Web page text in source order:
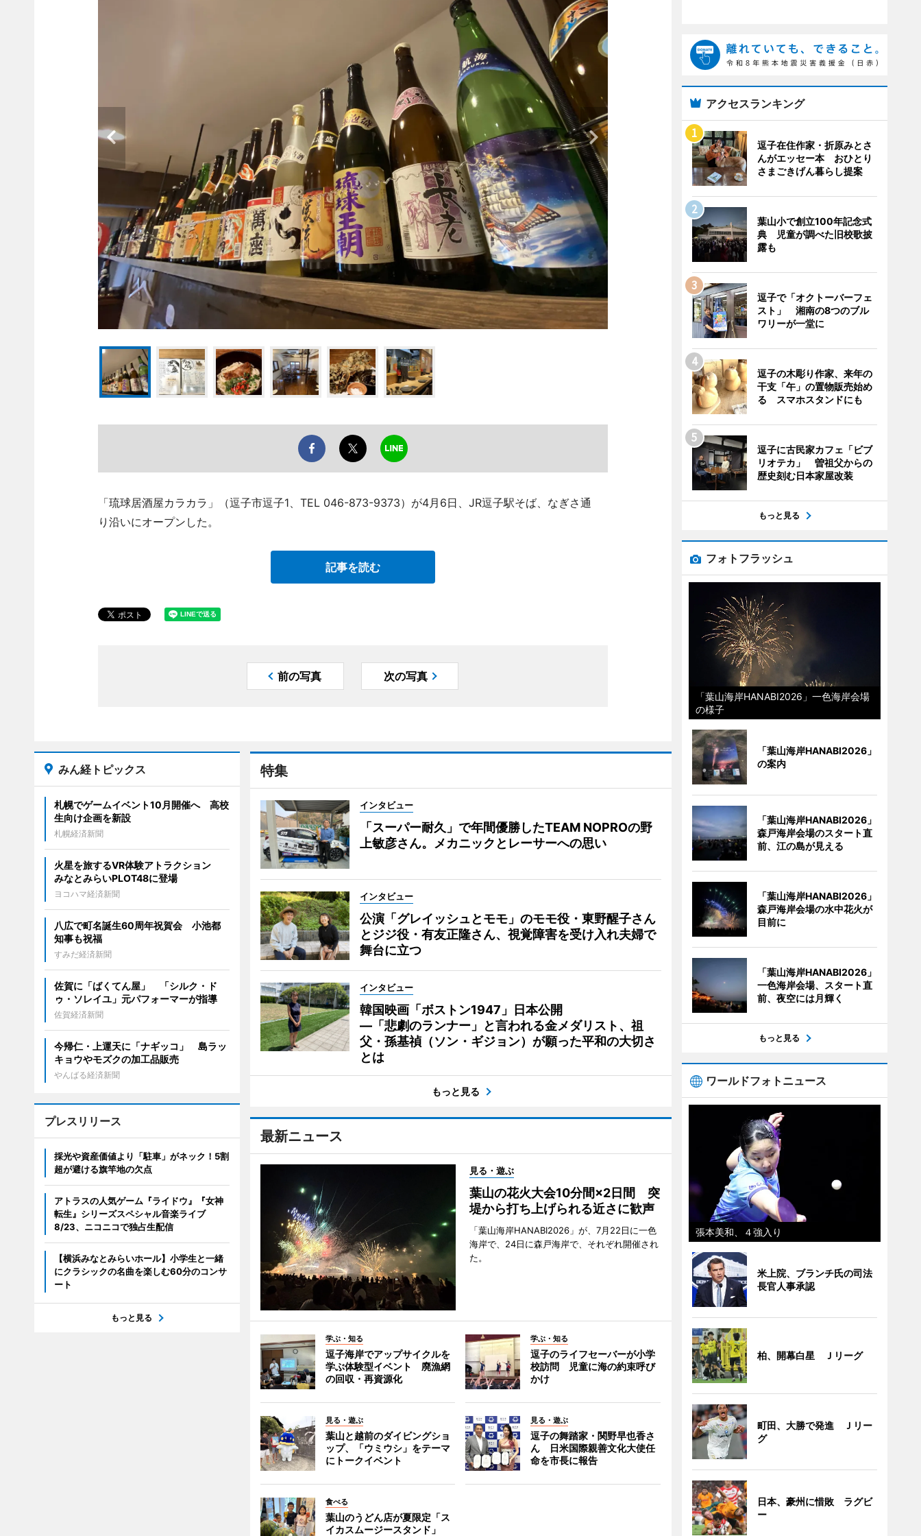
「琉球居酒屋カラカラ」（逗子市逗子1、TEL 046-873-9373）が4月6日、JR逗子駅そば、なぎさ通
り沿いにオープンした。
記事を読む
前の写真 次の写真
特集
インタビュー
「スーパー耐久」で年間優勝したTEAM NOPROの野
上敏彦さん。メカニックとレーサーへの思い
インタビュー
公演「グレイッシュとモモ」のモモ役・東野醒子さん
とジジ役・有友正隆さん、視覚障害を受け入れ夫婦で
舞台に立つ
インタビュー
韓国映画「ボストン1947」日本公開
―「悲劇のランナー」と言われる金メダリスト、祖
父・孫基禎（ソン・ギジョン）が願った平和の大切さ
とは
もっと見る
最新ニュース
見る・遊ぶ
葉山の花火大会10分間×2日間 突
堤から打ち上げられる近さに歓声
「葉山海岸HANABI2026」が、7月22日に一色
海岸で、24日に森戸海岸で、それぞれ開催され
た。
学ぶ・知る
逗子海岸でアップサイクルを
学ぶ体験型イベント 廃漁網
の回収・再資源化
学ぶ・知る
逗子のライフセーバーが小学
校訪問 児童に海の約束呼び
かけ
見る・遊ぶ
葉山と越前のダイビングショ
ップ、「ウミウシ」をテーマ
にトークイベント
見る・遊ぶ
逗子の舞踏家・関野早也香さ
ん 日米国際親善文化大使任
命を市長に報告
食べる
葉山のうどん店が夏限定「ス
イカスムージースタンド」
みん経トピックス
札幌でゲームイベント10月開催へ 高校
生向け企画を新設
札幌経済新聞
火星を旅するVR体験アトラクション
みなとみらいPLOT48に登場
ヨコハマ経済新聞
八広で町名誕生60周年祝賀会 小池都
知事も祝福
すみだ経済新聞
佐賀に「ばくてん屋」 「シルク・ド
ゥ・ソレイユ」元パフォーマーが指導
佐賀経済新聞
今帰仁・上運天に「ナギッコ」 島ラッ
キョウやモズクの加工品販売
やんばる経済新聞
プレスリリース
採光や資産価値より「駐車」がネック！5割
超が避ける旗竿地の欠点
アトラスの人気ゲーム『ライドウ』『女神
転生』シリーズスペシャル音楽ライブ
8/23、ニコニコで独占生配信
【横浜みなとみらいホール】小学生と一緒
にクラシックの名曲を楽しむ60分のコンサ
ート
もっと見る
アクセスランキング
逗子在住作家・折原みとさ
んがエッセー本 おひとり
さまごきげん暮らし提案
葉山小で創立100年記念式
典 児童が調べた旧校歌披
露も
逗子で「オクトーバーフェ
スト」 湘南の8つのブル
ワリーが一堂に
逗子の木彫り作家、来年の
干支「午」の置物販売始め
る スマホスタンドにも
逗子に古民家カフェ「ビブ
リオテカ」 曽祖父からの
歴史刻む日本家屋改装
もっと見る
フォトフラッシュ
「葉山海岸HANABI2026」一色海岸会場
の様子
「葉山海岸HANABI2026」
の案内
「葉山海岸HANABI2026」
森戸海岸会場のスタート直
前、江の島が見える
「葉山海岸HANABI2026」
森戸海岸会場の水中花火が
目前に
「葉山海岸HANABI2026」
一色海岸会場、スタート直
前、夜空には月輝く
もっと見る
ワールドフォトニュース
張本美和、４強入り
米上院、ブランチ氏の司法
長官人事承認
柏、開幕白星 Ｊリーグ
町田、大勝で発進 Ｊリー
グ
日本、豪州に惜敗 ラグビ
ー